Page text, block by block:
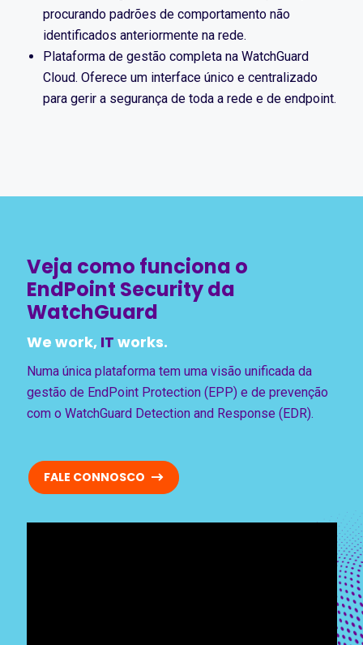
procurando padrões de comportamento não
identificados anteriormente na rede.
Plataforma de gestão completa na WatchGuard
Cloud. Oferece um interface único e centralizado
para gerir a segurança de toda a rede e de endpoint.
Veja como funciona o
EndPoint Security da
WatchGuard
We work, IT works.
Numa única plataforma tem uma visão unificada da
gestão de EndPoint Protection (EPP) e de prevenção
com o WatchGuard Detection and Response (EDR).
FALE CONNOSCO